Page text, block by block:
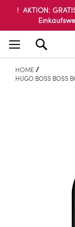
! AKTION:
HOME
HUGO BOSS BOSS